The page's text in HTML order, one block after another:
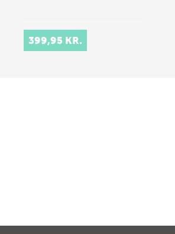
399,95 KR.